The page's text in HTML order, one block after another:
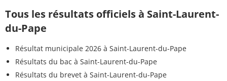
Tous les résultats officiels à Saint-Laurent-
du-Pape
Résultat municipale 2026 à Saint-Laurent-du-Pape
Résultats du bac à Saint-Laurent-du-Pape
Résultats du brevet à Saint-Laurent-du-Pape